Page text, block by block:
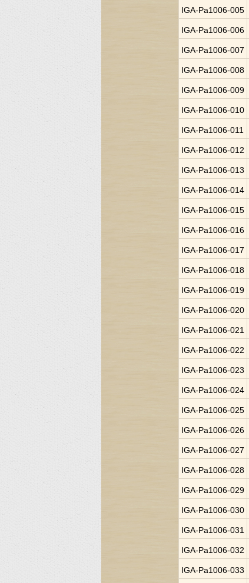
IGA-Pa1006-005
IGA-Pa1006-006
IGA-Pa1006-007
IGA-Pa1006-008
IGA-Pa1006-009
IGA-Pa1006-010
IGA-Pa1006-011
IGA-Pa1006-012
IGA-Pa1006-013
IGA-Pa1006-014
IGA-Pa1006-015
IGA-Pa1006-016
IGA-Pa1006-017
IGA-Pa1006-018
IGA-Pa1006-019
IGA-Pa1006-020
IGA-Pa1006-021
IGA-Pa1006-022
IGA-Pa1006-023
IGA-Pa1006-024
IGA-Pa1006-025
IGA-Pa1006-026
IGA-Pa1006-027
IGA-Pa1006-028
IGA-Pa1006-029
IGA-Pa1006-030
IGA-Pa1006-031
IGA-Pa1006-032
IGA-Pa1006-033